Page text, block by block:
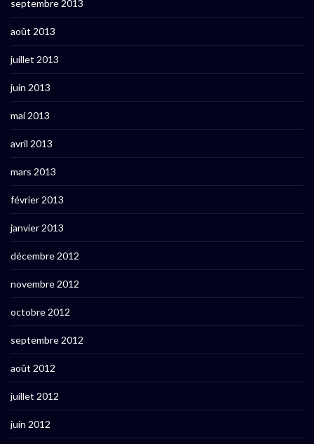
septembre 2013
août 2013
juillet 2013
juin 2013
mai 2013
avril 2013
mars 2013
février 2013
janvier 2013
décembre 2012
novembre 2012
octobre 2012
septembre 2012
août 2012
juillet 2012
juin 2012